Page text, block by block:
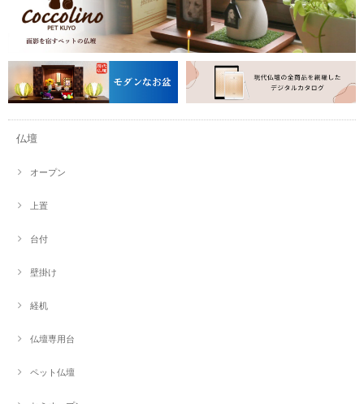
仏壇
オープン
上置
台付
壁掛け
経机
仏壇専用台
ペット仏壇